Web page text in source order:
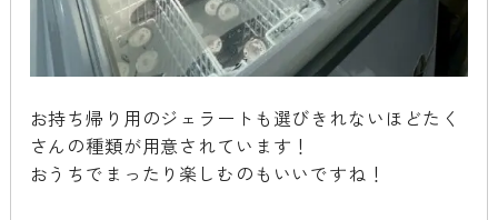
お持ち帰り用のジェラートも選びきれないほどたく
さんの種類が用意されています！
おうちでまったり楽しむのもいいですね！